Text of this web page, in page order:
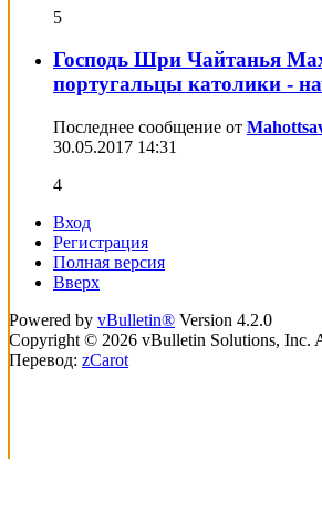
5
Господь Шри Чайтанья
португальцы католики -
Последнее сообщение от
30.05.2017 14:31
4
Вход
Регистрация
Полная версия
Вверх
Powered by vBulletin® Version 4.2.0
Copyright © 2026 vBulletin Solutions, Inc.
Перевод: zCarot